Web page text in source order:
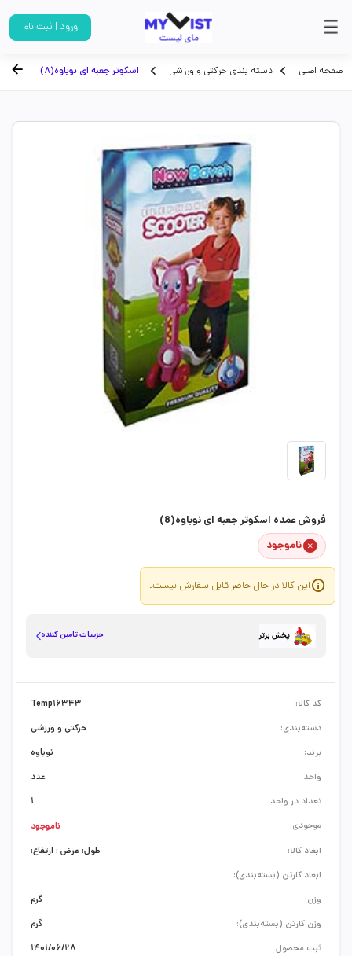
ورود | ثبت نام
صفحه اصلی دسته بندی حرکتی و ورزشی اسکوتر جعبه ای نوباوه(8)
فروش عمده اسکوتر جعبه ای نوباوه(8)
ناموجود
این کالا در حال حاضر قابل سفارش نیست.
پخش برتر جزییات تامین کننده
ابعاد کالا:
طول: عرض : ارتفاع:
ابعاد کارتن (بسته‌بندی):
وزن:
گرم
وزن کارتن (بسته‌بندی):
گرم
ثبت محصول
1401/06/28
کد کالا:
Temp16343
دسته‌بندی:
حرکتی و ورزشی
برند:
نوباوه
واحد:
عدد
تعداد در واحد:
1
موجودی:
ناموجود